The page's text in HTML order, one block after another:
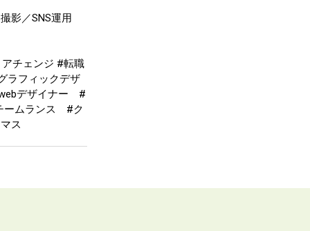
影／SNS運用
チェンジ #転職
フィックデザ
デザイナー #
ムランス #ク
ス